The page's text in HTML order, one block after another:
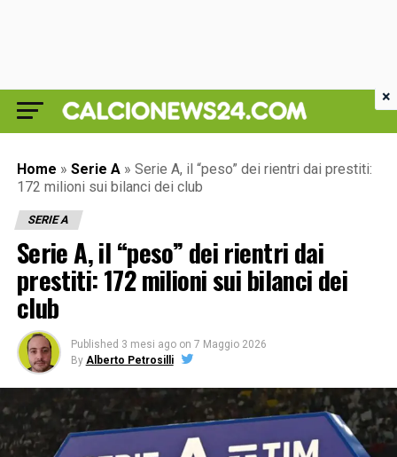
Home » Serie A » Serie A, il “peso” dei rientri dai prestiti:
172 milioni sui bilanci dei club
SERIE A
Serie A, il “peso” dei rientri dai
prestiti: 172 milioni sui bilanci dei
club
Published 3 mesi ago on 7 Maggio 2026
By Alberto Petrosilli
×